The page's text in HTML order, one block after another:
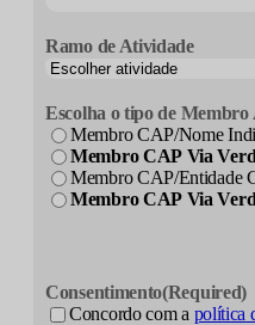
Ramo de Atividade
Escolha o tipo de
Membro CAP/Nome
Membro CAP Via
Membro CAP/Entidade
Membro CAP Via
Consentimento(Required)
Concordo com a política